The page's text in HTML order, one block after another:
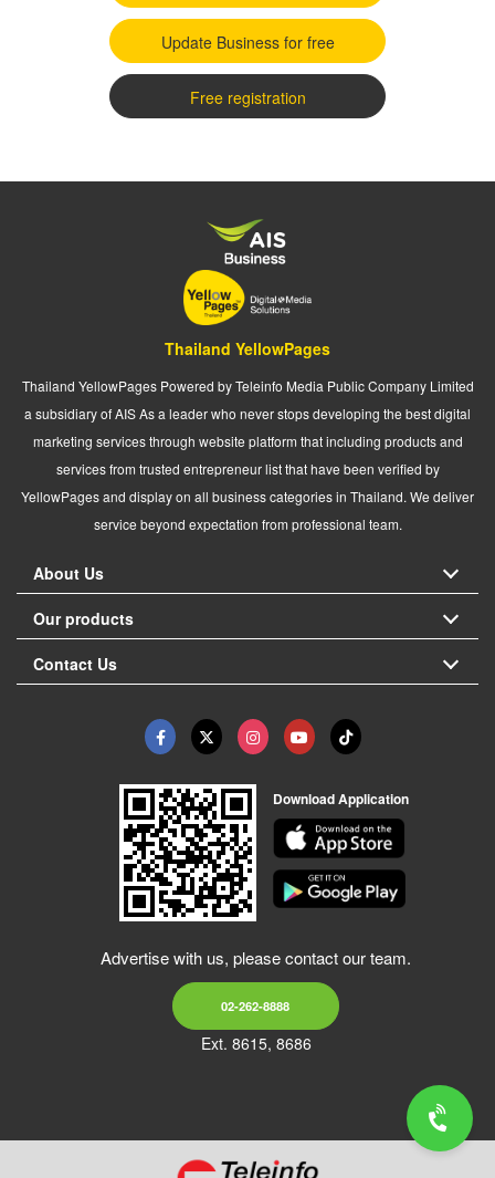
Update Business for free
Free registration
Thailand YellowPages
Thailand YellowPages Powered by Teleinfo Media Public Company Limited
a subsidiary of AIS As a leader who never stops developing the best digital
marketing services through website platform that including products and
services from trusted entrepreneur list that have been verified by
YellowPages and display on all business categories in Thailand. We deliver
service beyond expectation from professional team.
About Us
Our products
Contact Us
Download Application
Advertise with us, please contact our team.
02-262-8888
Ext. 8615, 8686